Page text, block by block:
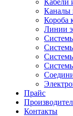
Кабели
Каналы
Короба
Линии
Прайс
Контакты